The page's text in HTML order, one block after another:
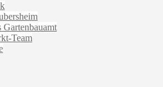
Gartenbauamt
Team